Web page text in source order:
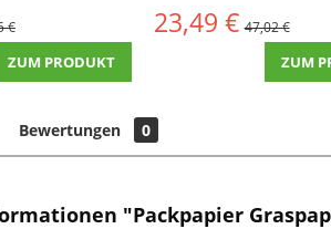
€
ZUM PRODUKT
23,49 € 47,02 €
ZUM
Bewertungen 0
"Packpapier